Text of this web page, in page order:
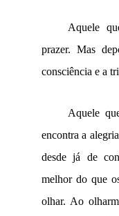
Aquele
prazer. Mas
consciência e a
Aquele
encontra a
desde já de
melhor do que
olhar. Ao